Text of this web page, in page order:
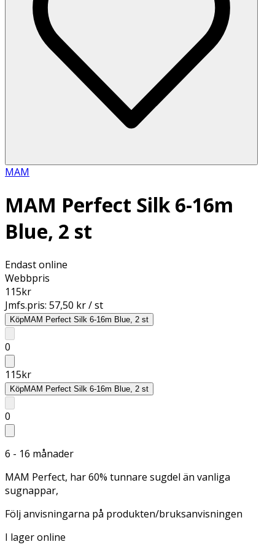
MAM
MAM Perfect Silk 6-16m
Blue, 2 st
Endast online
Webbpris
115kr
Jmfs.pris: 57,50 kr / st
KöpMAM Perfect Silk 6-16m Blue, 2 st
0
115kr
KöpMAM Perfect Silk 6-16m Blue, 2 st
0
6 - 16 månader
MAM Perfect, har 60% tunnare sugdel än vanliga
sugnappar,
Följ anvisningarna på produkten/bruksanvisningen
I lager online